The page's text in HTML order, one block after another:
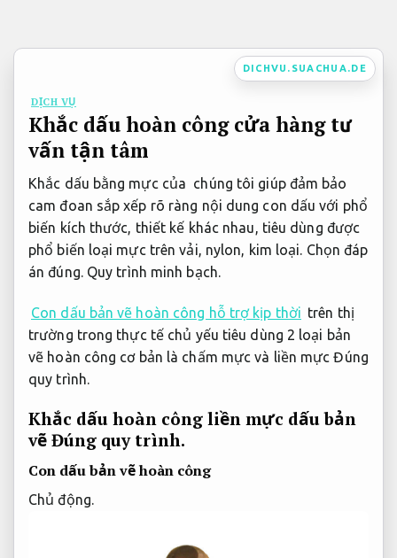
nội
DICHVU.SUACHUA.DE
DỊCH VỤ
Khắc dấu hoàn công cửa hàng tư
vấn tận tâm
Khắc dấu bằng mực của chúng tôi giúp đảm bảo
cam đoan sắp xếp rõ ràng nội dung con dấu với phổ
biến kích thước, thiết kế khác nhau, tiêu dùng được
phổ biến loại mực trên vải, nylon, kim loại. Chọn đáp
án đúng. Quy trình minh bạch.
Con dấu bản vẽ hoàn công hỗ trợ kịp thời trên thị
trường trong thực tế chủ yếu tiêu dùng 2 loại bản
vẽ hoàn công cơ bản là chấm mực và liền mựcĐúng
quy trình.
Khắc dấu hoàn công liền mực dấu bản
vẽ Đúng quy trình.
Con dấu bản vẽ hoàn công
Chủ động.